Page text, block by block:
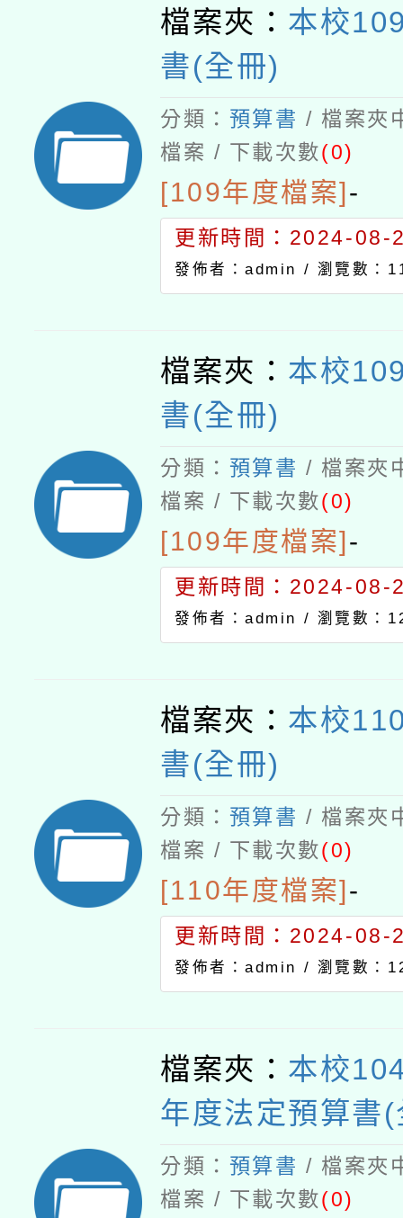
檔案夾： 本校
書(全冊)
分類： 預算書 / 檔案夾
檔案 / 下載次數(0)
[109年度檔案]-
更新時間：2024-08-
發佈者：admin / 瀏覽數：
檔案夾： 本校
書(全冊)
分類： 預算書 / 檔案夾
檔案 / 下載次數(0)
[109年度檔案]-
更新時間：2024-08-
發佈者：admin / 瀏覽數：
檔案夾： 本校
書(全冊)
分類： 預算書 / 檔案夾
檔案 / 下載次數(0)
[110年度檔案]-
更新時間：2024-08-
發佈者：admin / 瀏覽數：
檔案夾： 本校
年度法定預算書
分類： 預算書 / 檔案夾
檔案 / 下載次數(0)